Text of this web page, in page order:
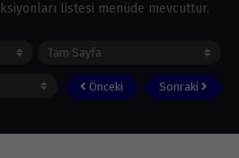
listesi menüde mevcuttur.
Önceki Sonraki